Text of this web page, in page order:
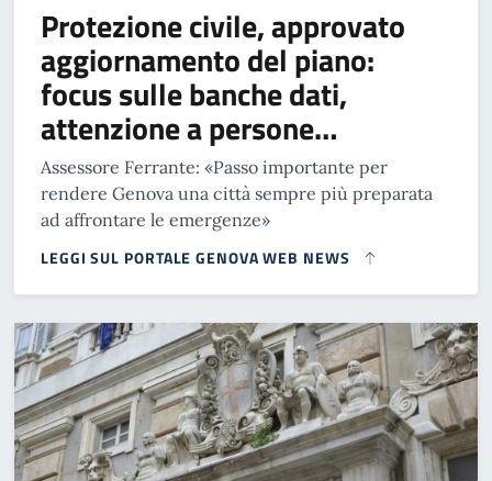
Protezione civile, approvato
aggiornamento del piano:
focus sulle banche dati,
attenzione a persone…
Assessore Ferrante: «Passo importante per
rendere Genova una città sempre più preparata
ad affrontare le emergenze»
LEGGI SUL PORTALE GENOVA WEB NEWS